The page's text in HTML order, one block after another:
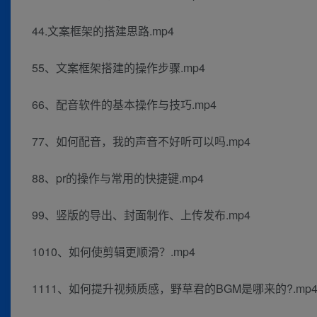
44.文案框架的搭建思路.mp4
55、文案框架搭建的操作步骤.mp4
66、配音软件的基本操作与技巧.mp4
77、如何配音，我的声音不好听可以吗.mp4
88、pr的操作与常用的快捷键.mp4
99、竖版的导出、封面制作、上传发布.mp4
1010、如何使剪辑更顺滑？.mp4
1111、如何提升视频质感，野草君的BGM是哪来的?.mp4